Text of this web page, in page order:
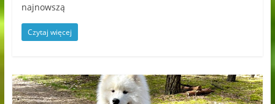
najnowszą
Czytaj więcej